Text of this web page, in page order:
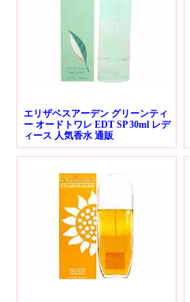
エリザベスアーデン グリーンティ
ー オードトワレ EDT SP 30ml レデ
ィース 人気香水 通販